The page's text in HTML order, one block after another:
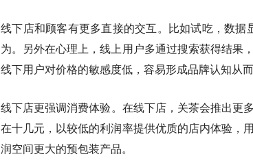
线下店和顾客有更多直接的交互。 比如试吃，数据
为。另外在心理上，线上用户多通过搜索获得结果
线下用户对价格的敏感度低，容易形成品牌认知从
线下店更强调消费体验。在线下店，关茶会推出更
在十几元，以较低的利润率提供优质的店内体验，
润空间更大的预包装产品。